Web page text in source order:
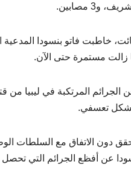
مصابين.
فاتو بنسودا المدعية
زالت مستمرة حتى الآن.
المرتكبة في ليبيا من
بشكل تعسفي.
دون الاتفاق مع السلطات
عن أفظع الجرائم التي